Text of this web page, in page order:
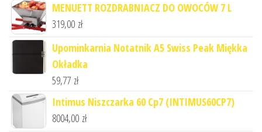
MENUETT ROZDRABNIACZ DO OWOCÓW 7 L
319,00 zł
Upominkarnia Notatnik A5 Swiss Peak Miękka
Okładka
59,77 zł
Intimus Niszczarka 60 Cp7 (INTIMUS60CP7)
8004,00 zł